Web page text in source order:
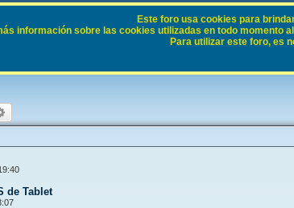
de Tablet
Este foro usa cookies para
información sobre las cookies utilizadas en todo momento
Para utilizar este foro, es